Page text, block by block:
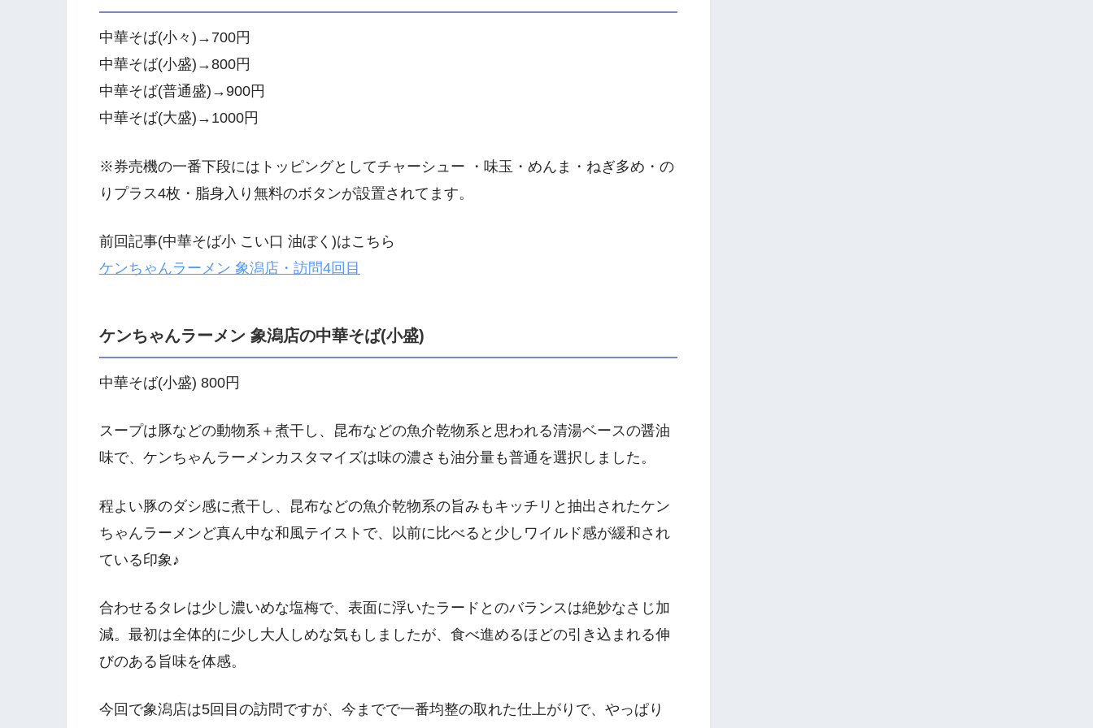
中華そば(小々)→700円
中華そば(小盛)→800円
中華そば(普通盛)→900円
中華そば(大盛)→1000円
※券売機の一番下段にはトッピングとしてチャーシュー ・味玉・めんま・ねぎ多め・の
りプラス4枚・脂身入り無料のボタンが設置されてます。
前回記事(中華そば小 こい口 油ぼく)はこちら
ケンちゃんラーメン 象潟店・訪問4回目
ケンちゃんラーメン 象潟店の中華そば(小盛)
中華そば(小盛) 800円
スープは豚などの動物系＋煮干し、昆布などの魚介乾物系と思われる清湯ベースの醤油
味で、ケンちゃんラーメンカスタマイズは味の濃さも油分量も普通を選択しました。
程よい豚のダシ感に煮干し、昆布などの魚介乾物系の旨みもキッチリと抽出されたケン
ちゃんラーメンど真ん中な和風テイストで、以前に比べると少しワイルド感が緩和され
ている印象♪
合わせるタレは少し濃いめな塩梅で、表面に浮いたラードとのバランスは絶妙なさじ加
減。最初は全体的に少し大人しめな気もしましたが、食べ進めるほどの引き込まれる伸
びのある旨味を体感。
今回で象潟店は5回目の訪問ですが、今までで一番均整の取れた仕上がりで、やっぱり